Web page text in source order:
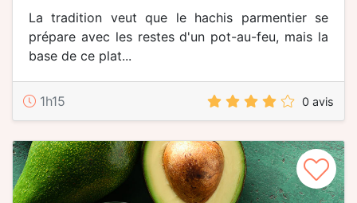
La tradition veut que le hachis parmentier se
prépare avec les restes d'un pot-au-feu, mais la
base de ce plat...
1h15 0 avis